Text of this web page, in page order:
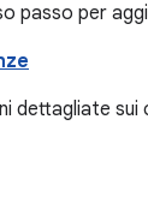
passo per
dettagliate sui